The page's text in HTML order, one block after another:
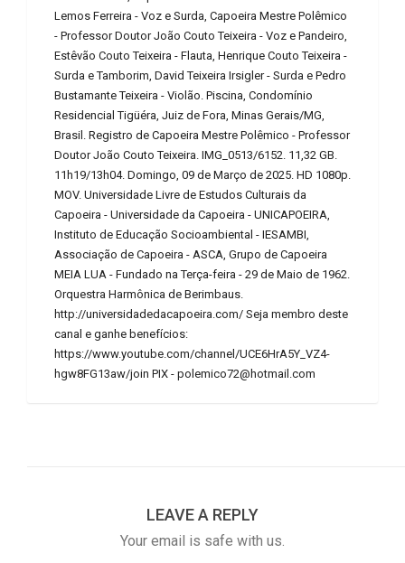
Lemos Ferreira - Voz e Surda, Capoeira Mestre Polêmico
- Professor Doutor João Couto Teixeira - Voz e Pandeiro,
Estêvão Couto Teixeira - Flauta, Henrique Couto Teixeira -
Surda e Tamborim, David Teixeira Irsigler - Surda e Pedro
Bustamante Teixeira - Violão. Piscina, Condomínio
Residencial Tigüéra, Juiz de Fora, Minas Gerais/MG,
Brasil. Registro de Capoeira Mestre Polêmico - Professor
Doutor João Couto Teixeira. IMG_0513/6152. 11,32 GB.
11h19/13h04. Domingo, 09 de Março de 2025. HD 1080p.
MOV. Universidade Livre de Estudos Culturais da
Capoeira - Universidade da Capoeira - UNICAPOEIRA,
Instituto de Educação Socioambiental - IESAMBI,
Associação de Capoeira - ASCA, Grupo de Capoeira
MEIA LUA - Fundado na Terça-feira - 29 de Maio de 1962.
Orquestra Harmônica de Berimbaus.
http://universidadedacapoeira.com/ Seja membro deste
canal e ganhe benefícios:
https://www.youtube.com/channel/UCE6HrA5Y_VZ4-
hgw8FG13aw/join PIX - polemico72@hotmail.com
LEAVE A REPLY
Your email is safe with us.